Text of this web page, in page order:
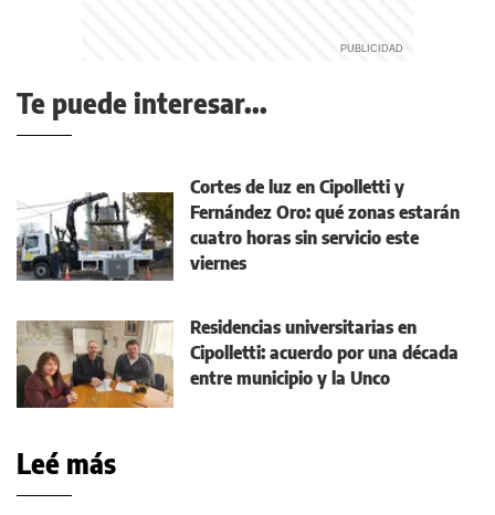
Te puede interesar...
Cortes de luz en Cipolletti y
Fernández Oro: qué zonas estarán
cuatro horas sin servicio este
viernes
Residencias universitarias en
Cipolletti: acuerdo por una década
entre municipio y la Unco
Leé más